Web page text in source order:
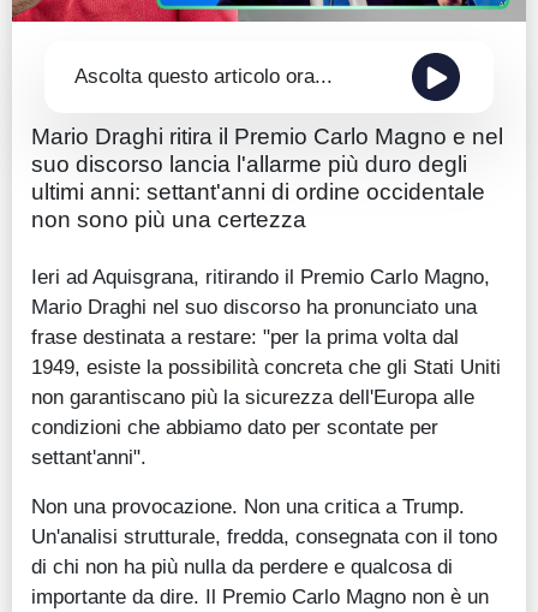
Ascolta questo articolo ora...
Mario Draghi ritira il Premio Carlo Magno e nel
suo discorso lancia l'allarme più duro degli
ultimi anni: settant'anni di ordine occidentale
non sono più una certezza
Ieri ad Aquisgrana, ritirando il Premio Carlo Magno,
Mario Draghi nel suo discorso ha pronunciato una
frase destinata a restare: "per la prima volta dal
1949, esiste la possibilità concreta che gli Stati Uniti
non garantiscano più la sicurezza dell'Europa alle
condizioni che abbiamo dato per scontate per
settant'anni".
Non una provocazione. Non una critica a Trump.
Un'analisi strutturale, fredda, consegnata con il tono
di chi non ha più nulla da perdere e qualcosa di
importante da dire. Il Premio Carlo Magno non è un